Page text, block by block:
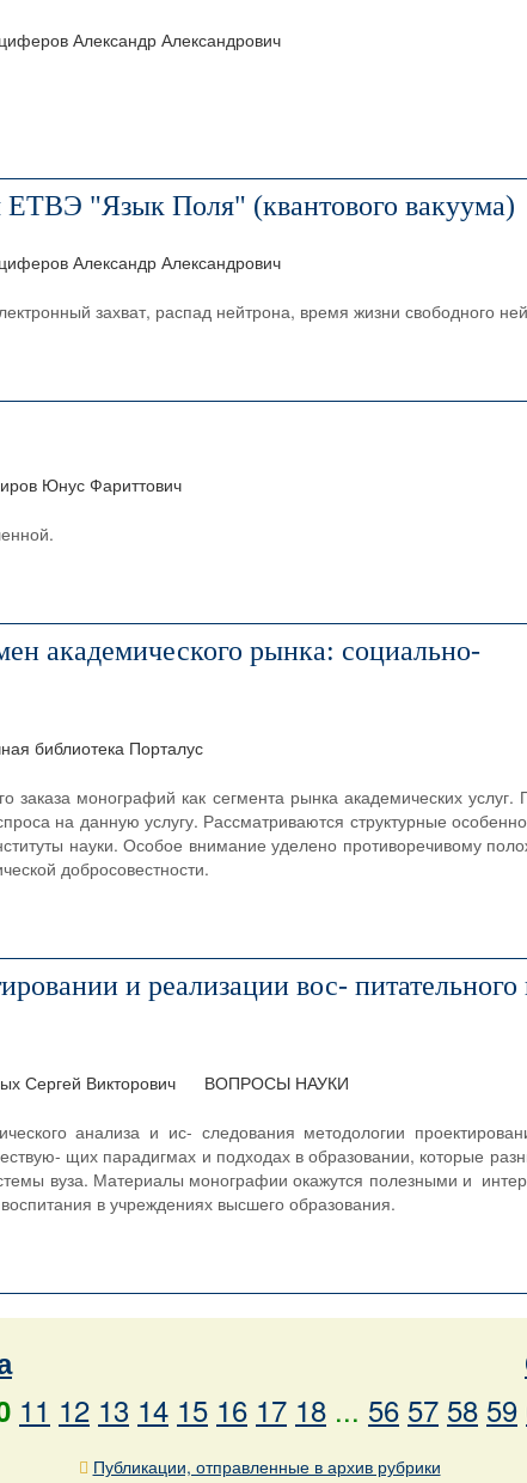
Александр Александрович
"Язык Поля" (квантового вакуума)
Александр Александрович
захват, распад нейтрона, время жизни свободного
Юнус Фариттович
академического рынка: социально-
библиотека Порталус
заказа монографий как сегмента рынка академических
на данную услугу. Рассматриваются структурные
науки. Особое внимание уделено противоречивому
добросовестности.
и реализации вос- питательного
Сергей Викторович ВОПРОСЫ НАУКИ
анализа и ис- следования методологии
щих парадигмах и подходах в образовании, которые
вуза. Материалы монографии окажутся полезными и
в учреждениях высшего образования.
11 12 13 14 15 16 17 18 ... 56 57 58 59
Публикации, отправленные в архив рубрики